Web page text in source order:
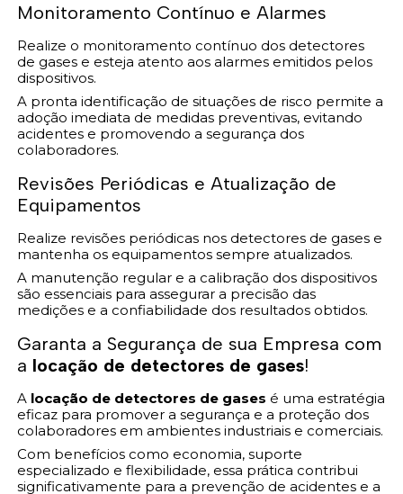
Monitoramento Contínuo e Alarmes
Realize o monitoramento contínuo dos detectores
de gases e esteja atento aos alarmes emitidos pelos
dispositivos.
A pronta identificação de situações de risco permite a
adoção imediata de medidas preventivas, evitando
acidentes e promovendo a segurança dos
colaboradores.
Revisões Periódicas e Atualização de
Equipamentos
Realize revisões periódicas nos detectores de gases e
mantenha os equipamentos sempre atualizados.
A manutenção regular e a calibração dos dispositivos
são essenciais para assegurar a precisão das
medições e a confiabilidade dos resultados obtidos.
Garanta a Segurança de sua Empresa com
a locação de detectores de gases!
A locação de detectores de gases é uma estratégia
eficaz para promover a segurança e a proteção dos
colaboradores em ambientes industriais e comerciais.
Com benefícios como economia, suporte
especializado e flexibilidade, essa prática contribui
significativamente para a prevenção de acidentes e a